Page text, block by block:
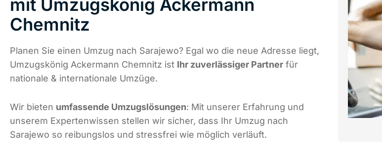
mit Umzugskönig Ackermann
Chemnitz
Planen Sie einen Umzug nach Sarajewo? Egal wo die neue Adresse liegt,
Umzugskönig Ackermann Chemnitz ist Ihr zuverlässiger Partner für
nationale & internationale Umzüge.
Wir bieten umfassende Umzugslösungen: Mit unserer Erfahrung und
unserem Expertenwissen stellen wir sicher, dass Ihr Umzug nach
Sarajewo so reibungslos und stressfrei wie möglich verläuft.